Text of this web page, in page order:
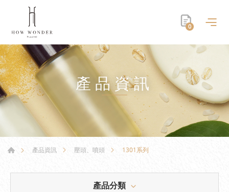
0
產品資訊
產品資訊 壓頭、噴頭 1301系列
產品分類